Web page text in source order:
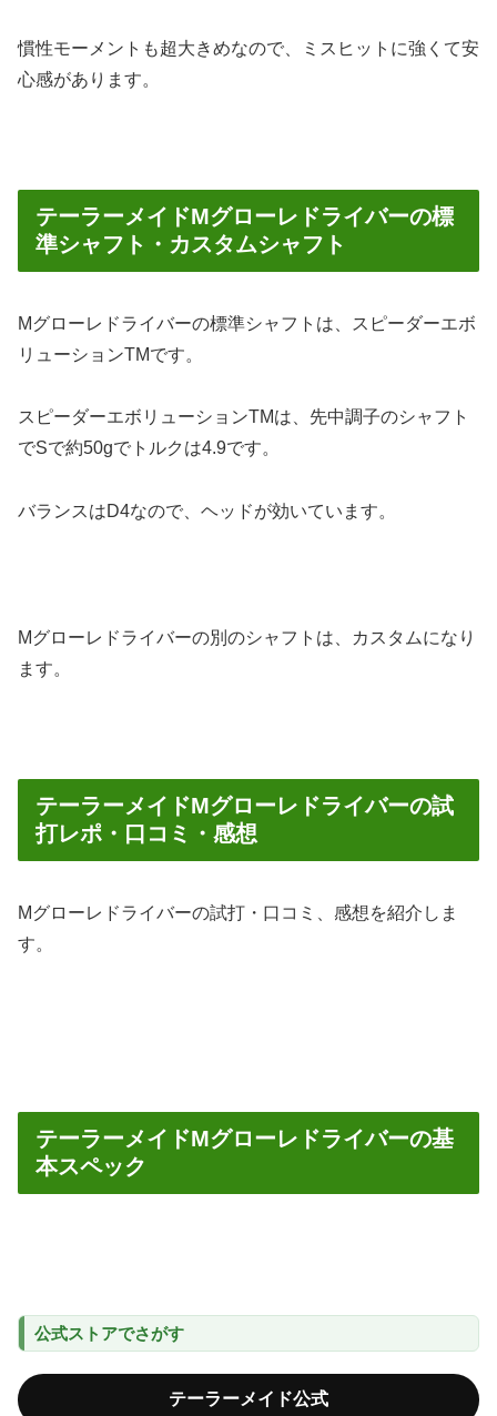
慣性モーメントも超大きめなので、ミスヒットに強くて安
心感があります。
テーラーメイドMグローレドライバーの標
準シャフト・カスタムシャフト
Mグローレドライバーの標準シャフトは、スピーダーエボ
リューションTMです。
スピーダーエボリューションTMは、先中調子のシャフト
でSで約50gでトルクは4.9です。
バランスはD4なので、ヘッドが効いています。
Mグローレドライバーの別のシャフトは、カスタムになり
ます。
テーラーメイドMグローレドライバーの試
打レポ・口コミ・感想
Mグローレドライバーの試打・口コミ、感想を紹介しま
す。
テーラーメイドMグローレドライバーの基
本スペック
公式ストアでさがす
テーラーメイド公式